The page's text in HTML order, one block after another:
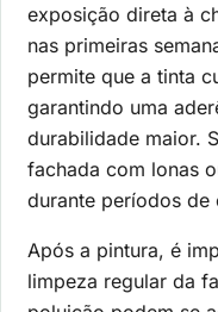
exposição direta à
nas primeiras
permite que a tinta
garantindo uma
durabilidade maior.
fachada com lonas
durante períodos de
Após a pintura, é
limpeza regular da